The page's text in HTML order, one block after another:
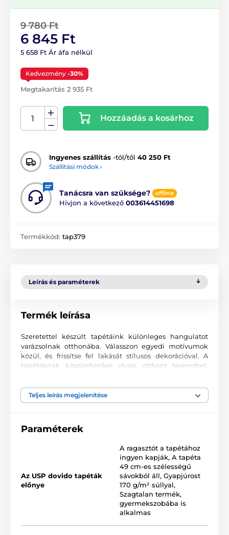
9 780 Ft
6 845 Ft
5 658 Ft Ár áfa nélkül
Kedvezmény -30%
Megtakarítás 2 935 Ft
Hozzáadás a kosárhoz
Ingyenes szállítás -tól/től 40 250 Ft
Szállítási módok ›
Tanácsra van szüksége? offline
Hívjon a következő 003614451698
Termékkód: tap379
Leírás és paraméterek
Termék leírása
Szeretettel készült tapétáink különleges hangulatot
varázsolnak otthonába. Válasszon egyedi motívumok
közül, és frissítse fel lakását stílusos dekorációval. A
tapétáknak köszönhetően olyan otthont teremthet,
Kiváló nyomtatási minőség
bármely helyiségnek. Kiváló minőségű, sima felületű
korszerű UV-led nyomtatási technológia garantálja a
kiváló tartósságot és színtartást.
Elérhető méretek és típusok (cm-ben – szélesség x
Teljes leírás megjelenítése
Paraméterek
Az USP dovido tapéták
előnye
A ragasztót a tapétához
ingyen kapják, A tapéta
49 cm-es szélességű
sávokból áll, Gyapjúrost
170 g/m² súllyal,
Szagtalan termék,
gyermekszobába is
alkalmas